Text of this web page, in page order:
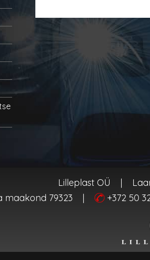
Lilleplast OÜ |
maakond 79323
| +372 50